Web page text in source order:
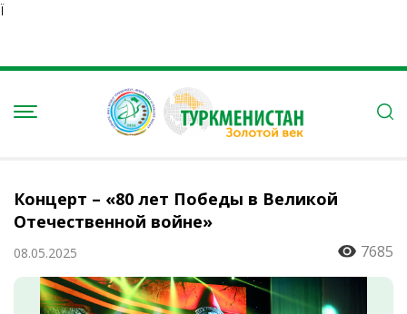
Ï
Концерт – «80 лет Победы в Великой
Отечественной войне»
08.05.2025 7685